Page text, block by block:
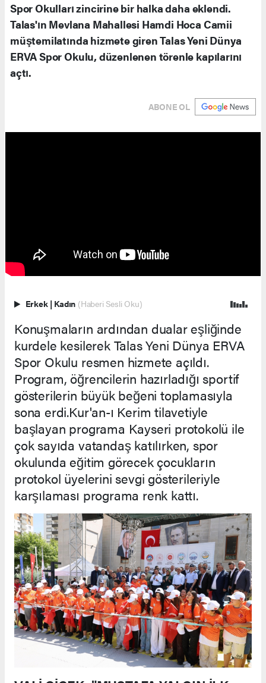
Spor Okulları zincirine bir halka daha eklendi.
Talas'ın Mevlana Mahallesi Hamdi Hoca Camii
müştemilatında hizmete giren Talas Yeni Dünya
ERVA Spor Okulu, düzenlenen törenle kapılarını
açtı.
ABONE OL
Erkek | Kadın (Haberi Sesli Oku)
Konuşmaların ardından dualar eşliğinde
kurdele kesilerek Talas Yeni Dünya ERVA
Spor Okulu resmen hizmete açıldı.
Program, öğrencilerin hazırladığı sportif
gösterilerin büyük beğeni toplamasıyla
sona erdi.Kur'an-ı Kerim tilavetiyle
başlayan programa Kayseri protokolü ile
çok sayıda vatandaş katılırken, spor
okulunda eğitim görecek çocukların
protokol üyelerini sevgi gösterileriyle
karşılaması programa renk kattı.